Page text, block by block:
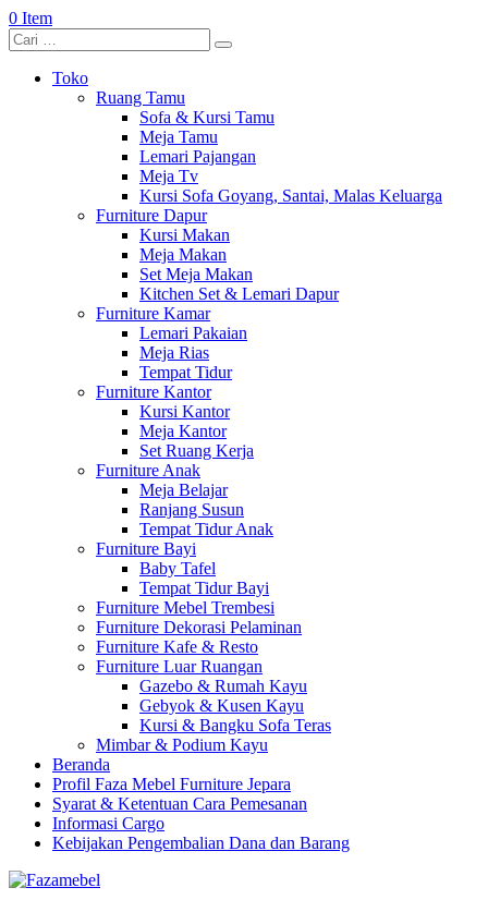
0 Item
Toko
Ruang Tamu
Sofa & Kursi Tamu
Meja Tamu
Lemari Pajangan
Meja Tv
Kursi Sofa Goyang, Santai, Malas Keluarga
Furniture Dapur
Kursi Makan
Meja Makan
Set Meja Makan
Kitchen Set & Lemari Dapur
Furniture Kamar
Lemari Pakaian
Meja Rias
Tempat Tidur
Furniture Kantor
Kursi Kantor
Meja Kantor
Set Ruang Kerja
Furniture Anak
Meja Belajar
Ranjang Susun
Tempat Tidur Anak
Furniture Bayi
Baby Tafel
Tempat Tidur Bayi
Furniture Mebel Trembesi
Furniture Dekorasi Pelaminan
Furniture Kafe & Resto
Furniture Luar Ruangan
Gazebo & Rumah Kayu
Gebyok & Kusen Kayu
Kursi & Bangku Sofa Teras
Mimbar & Podium Kayu
Beranda
Profil Faza Mebel Furniture Jepara
Syarat & Ketentuan Cara Pemesanan
Informasi Cargo
Kebijakan Pengembalian Dana dan Barang